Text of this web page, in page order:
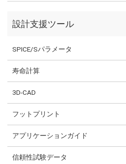
設計支援ツール
SPICE/Sパラメータ
寿命計算
3D-CAD
フットプリント
アプリケーションガイド
信頼性試験データ